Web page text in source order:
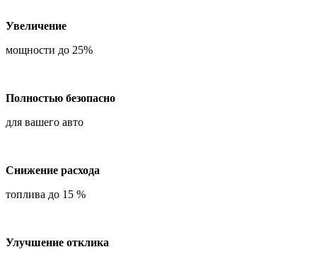
Увеличение
мощности до 25%
Полностью безопасно
для вашего авто
Снижение расхода
топлива до 15 %
Улучшение отклика